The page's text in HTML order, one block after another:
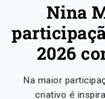
Nina
2026
Na maior
criativo é